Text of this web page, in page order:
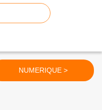
NUMERIQUE >